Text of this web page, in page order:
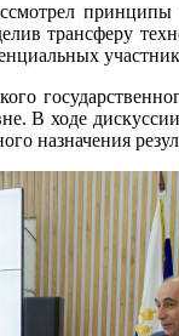
принципы
трансферу
В ходе
назначения